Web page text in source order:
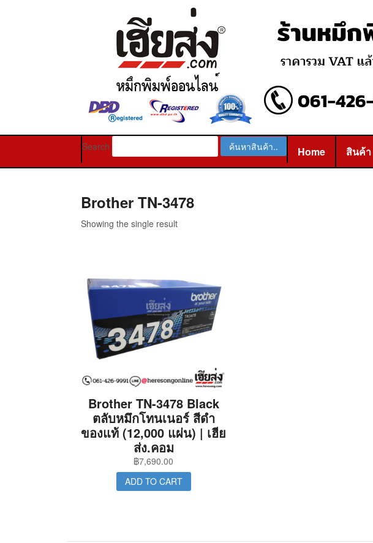
Search Home สินค้า
Brother TN-3478
Showing the single result
Brother TN-3478 Black
ตลับหมึกโทนเนอร์ สีดำ
ของแท้ (12,000 แผ่น) | เฮีย
ส่ง.คอม
฿7,690.00
ADD TO CART